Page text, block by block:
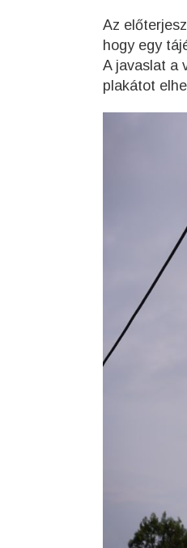
Az
hogy egy
A javaslat a
plakátot